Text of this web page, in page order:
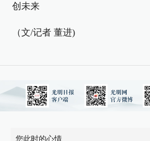
创未来
（文/记者 董进)
您此时的心情